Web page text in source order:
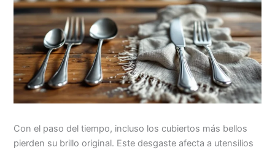
Con el paso del tiempo, incluso los cubiertos más bellos
pierden su brillo original. Este desgaste afecta a utensilios